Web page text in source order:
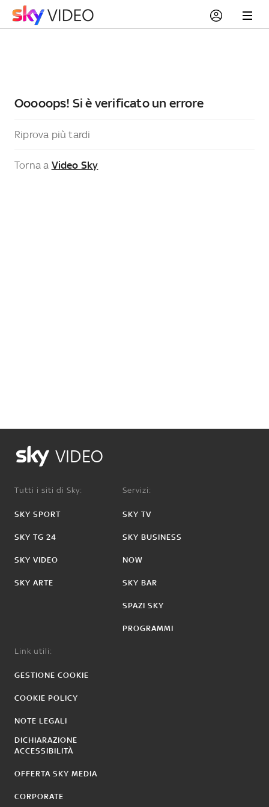
Ooooops! Si è verificato un errore
Riprova più tardi
Torna a Video Sky
VIDEO
Tutti i siti di Sky:
SKY SPORT
SKY TG 24
SKY VIDEO
SKY ARTE
Servizi:
SKY TV
SKY BUSINESS
NOW
SKY BAR
SPAZI SKY
PROGRAMMI
Link utili:
GESTIONE COOKIE
COOKIE POLICY
NOTE LEGALI
DICHIARAZIONE
ACCESSIBILITÀ
OFFERTA SKY MEDIA
CORPORATE